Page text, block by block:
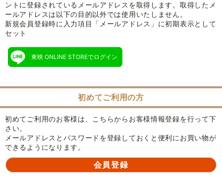
ントに登録されているメールアドレスを取得します。取得したメ
ールアドレスは以下の目的以外では使用いたしません。
新規会員登録時に入力項目「メールアドレス」に初期表示として
セット
東映 ONLINE STOREでログイン
初めてご利用の方
初めてご利用のお客様は、こちらからお客様情報登録を行って下
さい。
メールアドレスとパスワードを登録しておくと便利にお買い物が
できるようになります。